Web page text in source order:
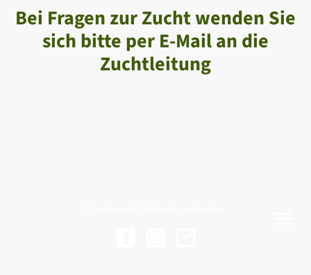
Bei Fragen zur Zucht wenden Sie
sich bitte per E-Mail an die
Zuchtleitung